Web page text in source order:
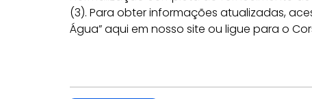
(3). Para obter informações atualizadas,
Água” aqui em nosso site ou ligue para o